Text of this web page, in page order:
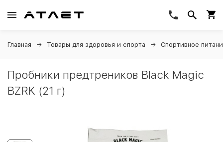
Главная Товары для здоровья и спорта Спортивное
Пробники предтреников Black Magic
BZRK (21 г)